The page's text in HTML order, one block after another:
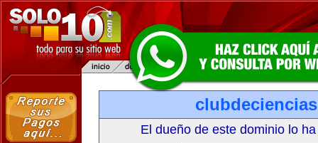
El dueño de este dominio lo